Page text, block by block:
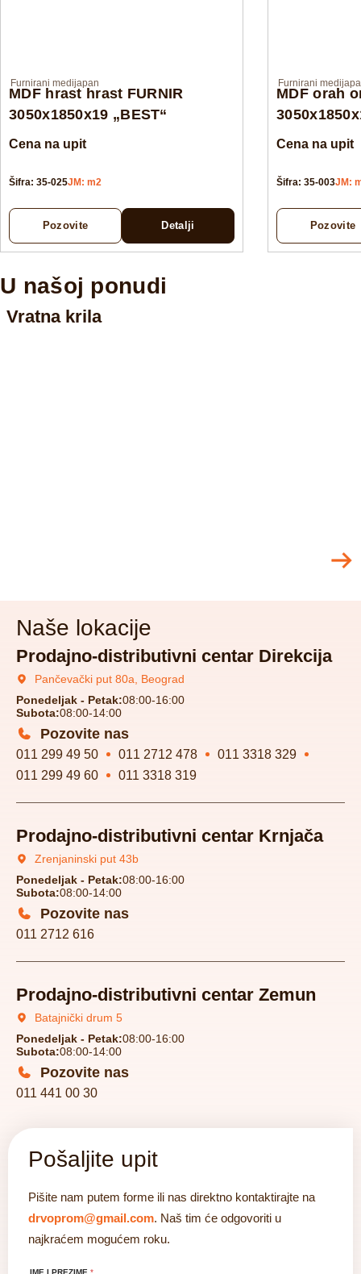
Furnirani medijapan
MDF hrast hrast FURNIR
3050x1850x19 „BEST“
Cena na upit
Šifra: 35-025JM: m2
Pozovite Detalji
Furnirani
MDF orah
Cena na upit
Šifra: 35-003JM:
Pozovite
U našoj ponudi
Vratna krila
Naše lokacije
Prodajno-distributivni centar Direkcija
Pančevački put 80a, Beograd
Ponedeljak - Petak:08:00-16:00
Subota:08:00-14:00
Pozovite nas
011 299 49 50 011 2712 478
011 3318 329
011 299 49 60
011 3318 319
Prodajno-distributivni centar Krnjača
Zrenjaninski put 43b
Ponedeljak - Petak:08:00-16:00
Subota:08:00-14:00
Pozovite nas
011 2712 616
Prodajno-distributivni centar Zemun
Batajnički drum 5
Ponedeljak - Petak:08:00-16:00
Subota:08:00-14:00
Pozovite nas
011 441 00 30
Pošaljite upit
Pišite nam putem forme ili nas direktno kontaktirajte na
drvoprom@gmail.com. Naš tim će odgovoriti u
najkraćem mogućem roku.
IME I PREZIME *